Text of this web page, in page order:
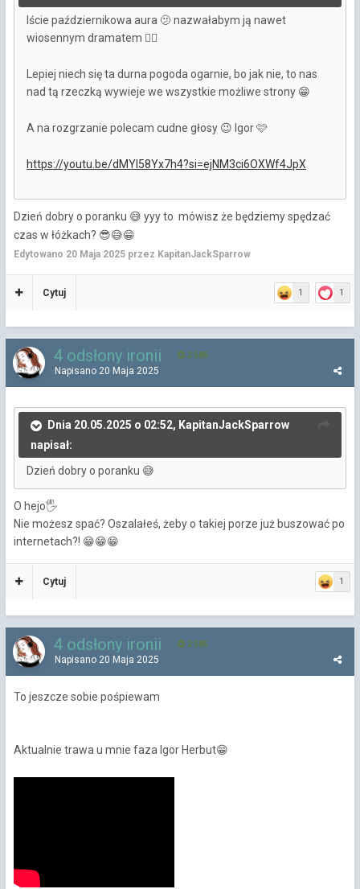
Iście październikowa aura 🫤 nazwałabym ją nawet
wiosennym dramatem 🤦‍♀️
Lepiej niech się ta durna pogoda ogarnie, bo jak nie, to nas
nad tą rzeczką wywieje we wszystkie możliwe strony 😁
A na rozgrzanie polecam cudne głosy 😉 Igor 🩷
https://youtu.be/dMYl58Yx7h4?si=ejNM3ci6OXWf4JpX
Dzień dobry o poranku 😅 yyy to mówisz że będziemy spędzać
czas w łóżkach? 😎😅😁
Edytowano 20 Maja 2025 przez KapitanJackSparrow
1 1
Cytuj
4 odsłony ironii 2 585
Napisano 20 Maja 2025
Dnia 20.05.2025 o 02:52, KapitanJackSparrow
napisał:
Dzień dobry o poranku 😅
O hejo🖐
Nie możesz spać? Oszalałeś, żeby o takiej porze już buszować po
internetach?! 😁😁😁
1
Cytuj
4 odsłony ironii 2 585
Napisano 20 Maja 2025
To jeszcze sobie pośpiewam
Aktualnie trawa u mnie faza Igor Herbut😁